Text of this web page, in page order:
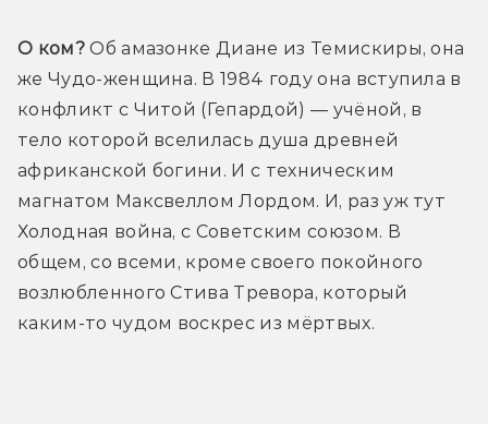
О ком? Об амазонке Диане из Темискиры, она
же Чудо-женщина. В 1984 году она вступила в
конфликт с Читой (Гепардой) — учёной, в
тело которой вселилась душа древней
африканской богини. И с техническим
магнатом Максвеллом Лордом. И, раз уж тут
Холодная война, с Советским союзом. В
общем, со всеми, кроме своего покойного
возлюбленного Стива Тревора, который
каким-то чудом воскрес из мёртвых.